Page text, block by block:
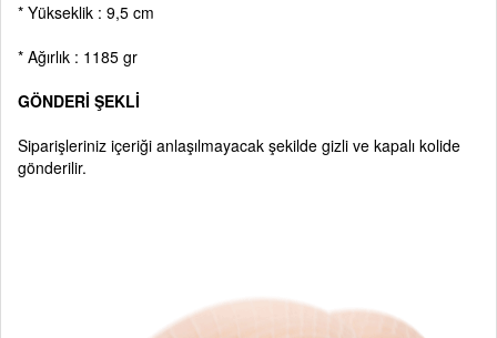
* Yükseklik : 9,5 cm
* Ağırlık : 1185 gr
GÖNDERİ ŞEKLİ
Siparişleriniz içeriği anlaşılmayacak şekilde gizli ve kapalı kolide
gönderilir.